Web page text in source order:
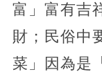
富」富有吉
財；民俗中
菜」因為是